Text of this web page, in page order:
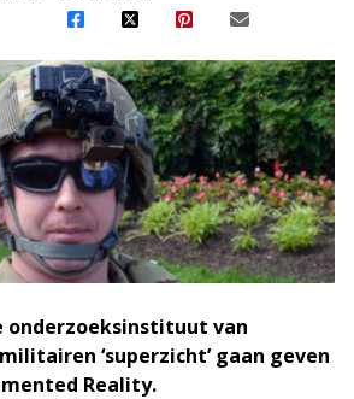
onderzoeksinstituut van
‘superzicht’ gaan geven
Reality.